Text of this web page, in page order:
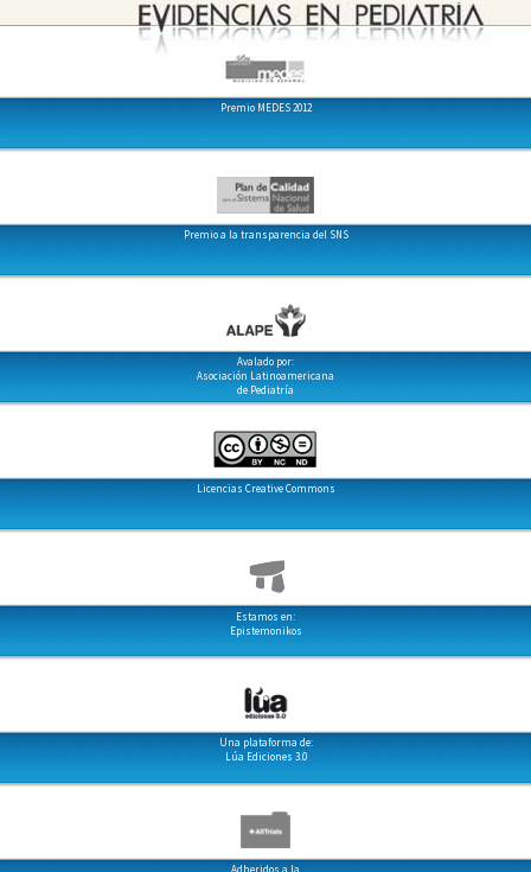
Premio MEDES 2012
Premio a la transparencia del SNS
Avalado por:
Asociación Latinoamericana
de Pediatría
Licencias Creative Commons
Estamos en:
Epistemonikos
Una plataforma de:
Lúa Ediciones 3.0
Adheridos a la